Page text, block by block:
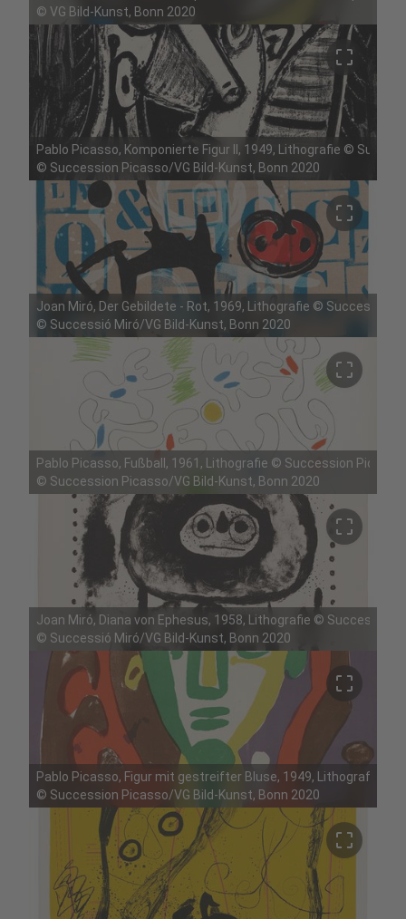
© VG Bild-Kunst, Bonn 2020
crop_free
Pablo Picasso, Komponierte Figur II, 1949, Lithografie ©
© Succession Picasso/VG Bild-Kunst, Bonn 2020
crop_free
Joan Miró, Der Gebildete - Rot, 1969, Lithografie © Successió
© Successió Miró/VG Bild-Kunst, Bonn 2020
crop_free
Pablo Picasso, Fußball, 1961, Lithografie © Succession
© Succession Picasso/VG Bild-Kunst, Bonn 2020
crop_free
Joan Miró, Diana von Ephesus, 1958, Lithografie © Successió
© Successió Miró/VG Bild-Kunst, Bonn 2020
crop_free
Pablo Picasso, Figur mit gestreifter Bluse, 1949, Lithografie ©
© Succession Picasso/VG Bild-Kunst, Bonn 2020
crop_free